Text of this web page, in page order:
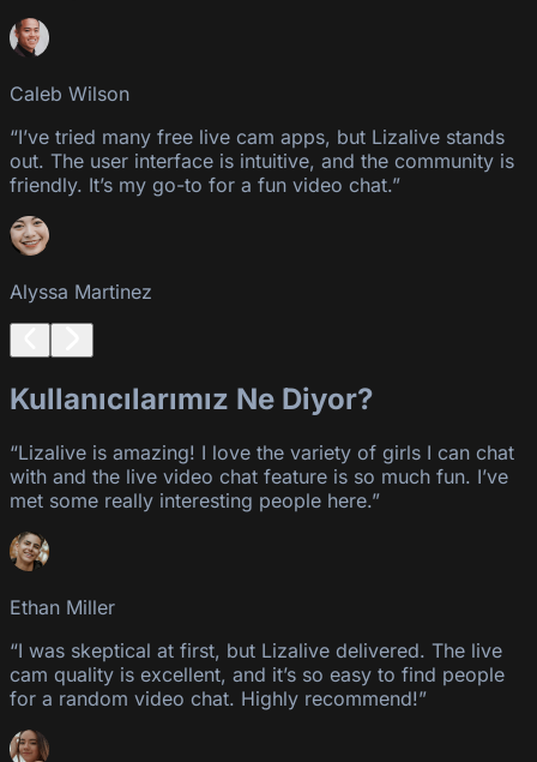
Caleb Wilson
“I’ve tried many free live cam apps, but Lizalive stands
out. The user interface is intuitive, and the community is
friendly. It’s my go-to for a fun video chat.”
Alyssa Martinez
Kullanıcılarımız Ne Diyor?
“Lizalive is amazing! I love the variety of girls I can chat
with and the live video chat feature is so much fun. I’ve
met some really interesting people here.”
Ethan Miller
“I was skeptical at first, but Lizalive delivered. The live
cam quality is excellent, and it’s so easy to find people
for a random video chat. Highly recommend!”